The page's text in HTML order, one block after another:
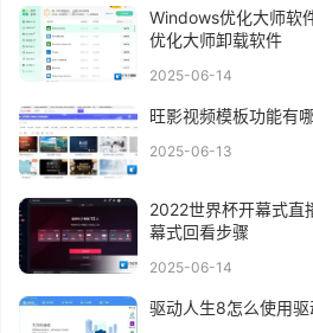
Windows优化大师软
优化大师卸载软件
2025-06-14
旺影视频模板功能有
2025-06-13
2022世界杯开幕式直
幕式回看步骤
2025-06-14
驱动人生8怎么使用驱